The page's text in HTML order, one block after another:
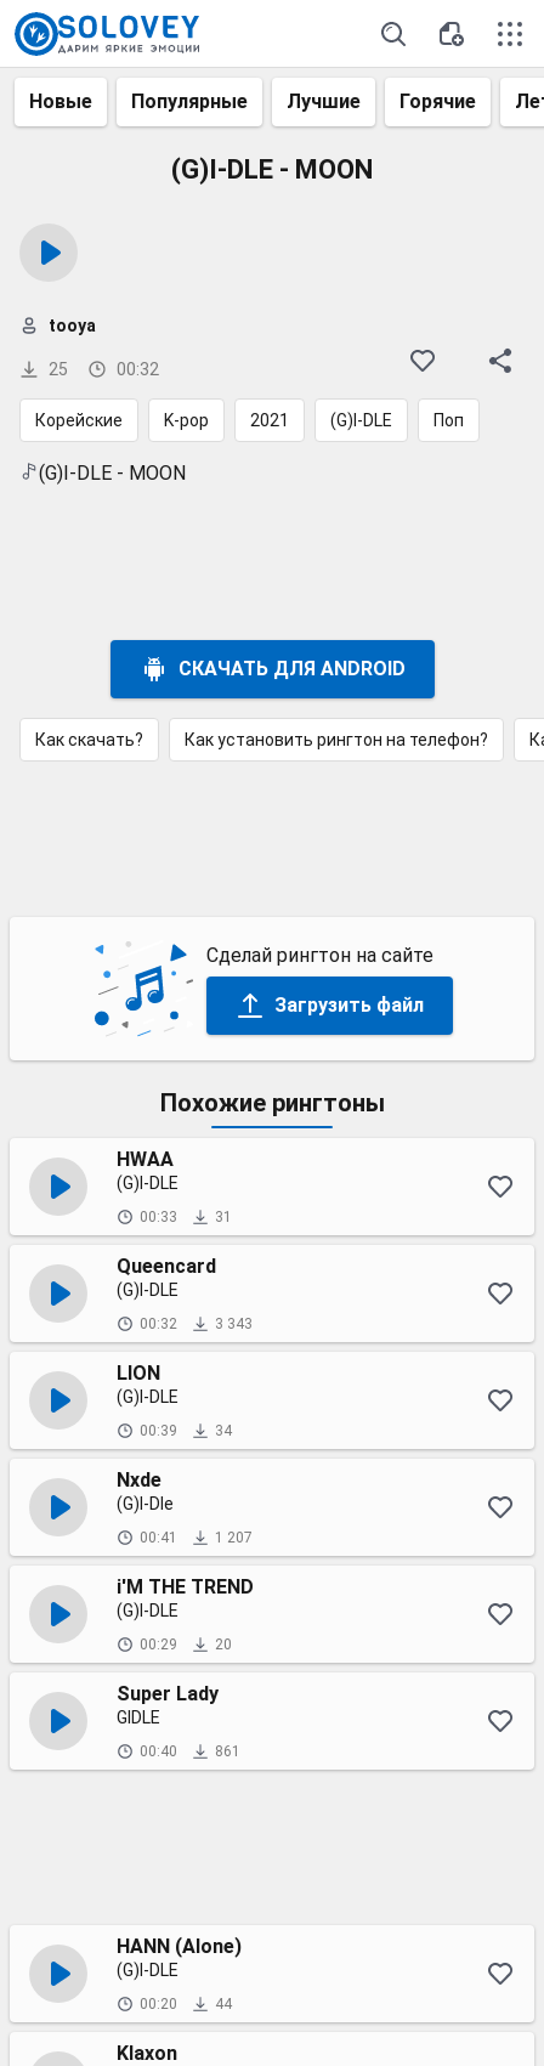
Новые Популярные Лучшие Горячие
(G)I-DLE - MOON
25 00:32
tooya
Корейские K-pop 2021 (G)I-DLE Поп
(G)I-DLE - MOON
СКАЧАТЬ ДЛЯ ANDROID
Как скачать? Как установить рингтон на телефон?
Сделай рингтон на сайте
Загрузить файл
Похожие рингтоны
HWAA
(G)I-DLE
00:33 31
Queencard
(G)I-DLE
00:32 3 343
LION
(G)I-DLE
00:39 34
Nxde
(G)I-Dle
00:41 1 207
i'M THE TREND
(G)I-DLE
00:29 20
Super Lady
GIDLE
00:40 861
HANN (Alone)
(G)I-DLE
00:20 44
Klaxon